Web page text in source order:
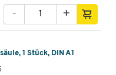
+
-
1 Stück, DIN A1